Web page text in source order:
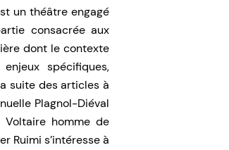
un théâtre engagé
consacrée aux
dont le contexte
spécifiques,
suite des articles à
Plagnol-Diéval
homme de
Ruimi s’intéresse à